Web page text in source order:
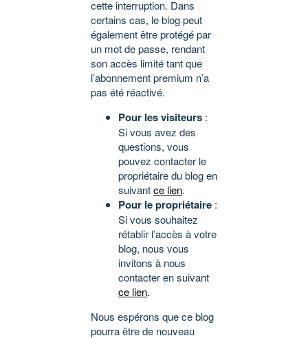
cette interruption. Dans
certains cas, le blog peut
également être protégé par
un mot de passe, rendant
son accès limité tant que
l’abonnement premium n’a
pas été réactivé.
Pour les visiteurs :
Si vous avez des
questions, vous
pouvez contacter le
propriétaire du blog en
suivantce lien.
Pour le propriétaire :
Si vous souhaitez
rétablir l’accès à votre
blog, nous vous
invitons à nous
contacter en suivant
ce lien.
Nous espérons que ce blog
pourra être de nouveau